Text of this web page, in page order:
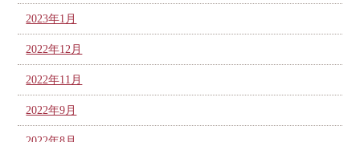
2023年1月
2022年12月
2022年11月
2022年9月